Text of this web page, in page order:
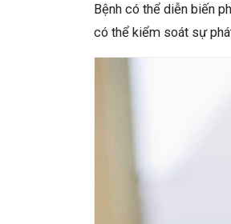
Bệnh có thể diễn biến
có thể kiểm soát sự